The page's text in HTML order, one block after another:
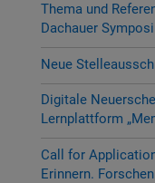
Thema und
Dachauer
Neue
Digitale
Lernplattform
Call for
Erinnern.